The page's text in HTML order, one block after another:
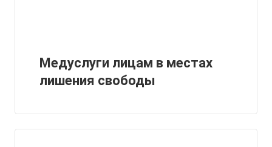
Медуслуги лицам в местах
лишения свободы